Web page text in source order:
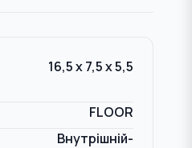
16,5 x 7,5 x 5,5
FLOOR
Внутрішній-